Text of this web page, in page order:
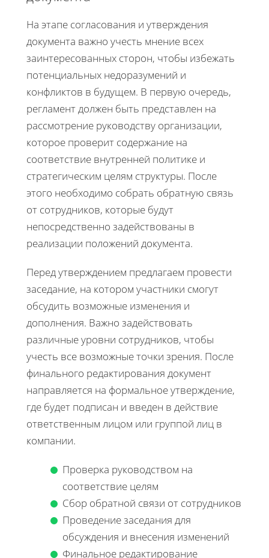
На этапе согласования и утверждения
документа важно учесть мнение всех
заинтересованных сторон, чтобы избежать
потенциальных недоразумений и
конфликтов в будущем. В первую очередь,
регламент должен быть представлен на
рассмотрение руководству организации,
которое проверит содержание на
соответствие внутренней политике и
стратегическим целям структуры. После
этого необходимо собрать обратную связь
от сотрудников, которые будут
непосредственно задействованы в
реализации положений документа.
Перед утверждением предлагаем провести
заседание, на котором участники смогут
обсудить возможные изменения и
дополнения. Важно задействовать
различные уровни сотрудников, чтобы
учесть все возможные точки зрения. После
финального редактирования документ
направляется на формальное утверждение,
где будет подписан и введен в действие
ответственным лицом или группой лиц в
компании.
Проверка руководством на
соответствие целям
Сбор обратной связи от сотрудников
Проведение заседания для
обсуждения и внесения изменений
Финальное редактирование